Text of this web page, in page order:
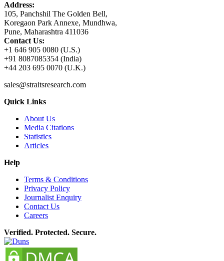
Address:
105, Panchshil The Golden Bell,
Koregaon Park Annexe, Mundhwa,
Pune, Maharashtra 411036
Contact Us:
+1 646 905 0080 (U.S.)
+91 8087085354 (India)
+44 203 695 0070 (U.K.)
sales@straitsresearch.com
Quick Links
About Us
Media Citations
Statistics
Articles
Help
Terms & Conditions
Privacy Policy
Journalist Enquiry
Contact Us
Careers
Verified. Protected. Secure.